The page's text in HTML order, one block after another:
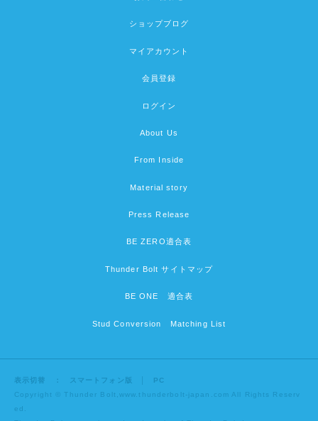
ショップブログ
マイアカウント
会員登録
ログイン
About Us
From Inside
Material story
Press Release
BE ZERO適合表
Thunder Bolt サイトマップ
BE ONE 適合表
Stud Conversion Matching List
表示切替 ： スマートフォン版
│ PC
Copyright © Thunder Bolt,www.thunderbolt-japan.com All Rights Reserv
ed.